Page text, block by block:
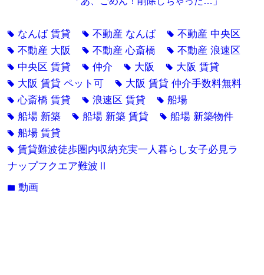
tag なんば 賃貸 tag不動産 なんば tag不動産 中央区
tag不動産 大阪 tag不動産 心斎橋 tag不動産 浪速区
tag 中央区 賃貸 tag仲介 tag 大阪 tag 大阪 賃貸
tag 大阪 賃貸 ペット可 tag 大阪 賃貸 仲介手数料無料
tag心斎橋 賃貸 tag浪速区 賃貸 tag船場
tag船場 新築 tag船場 新築 賃貸 tag船場 新築物件
tag船場 賃貸
tag賃貸難波徒歩圏内収納充実一人暮らし女子必見ラ
ナップフクエア難波Ⅱ
folder動画